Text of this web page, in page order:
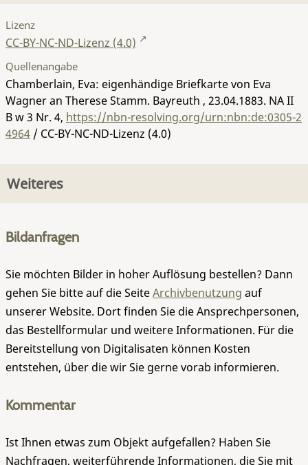
Lizenz
CC-BY-NC-ND-Lizenz (4.0)
Quellenangabe
Chamberlain, Eva: eigenhändige Briefkarte von Eva
Wagner an Therese Stamm. Bayreuth , 23.04.1883. NA II
B w 3 Nr. 4, https://nbn-resolving.org/urn:nbn:de:0305-2
4964 / CC-BY-NC-ND-Lizenz (4.0)
Weiteres
Bildanfragen
Sie möchten Bilder in hoher Auflösung bestellen? Dann
gehen Sie bitte auf die SeiteArchivbenutzung auf
unserer Website. Dort finden Sie die Ansprechpersonen,
das Bestellformular und weitere Informationen. Für die
Bereitstellung von Digitalisaten können Kosten
entstehen, über die wir Sie gerne vorab informieren.
Kommentar
Ist Ihnen etwas zum Objekt aufgefallen? Haben Sie
Nachfragen, weiterführende Informationen, die Sie mit